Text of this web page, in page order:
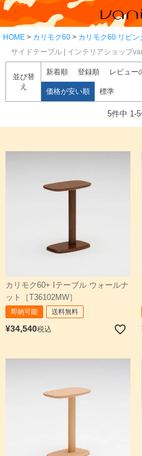
HOME カリモク60
カリモク60 リビン
サイドテーブル | インテリアショップ
並び替
え
新着順 登録順 レビュー
価格が安い順 標準
5件中 1-5
カリモク60+ Iテーブル ウォールナ
ット［T36102MW］
即納可能 送料無料
¥34,540税込